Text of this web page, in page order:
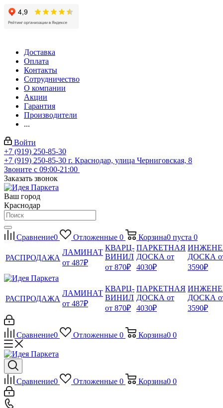
Доставка
Оплата
Контакты
Сотрудничество
О компании
Акции
Гарантия
Производители
...
Войти
+7 (919) 250-85-30
+7 (919) 250-85-30 г. Краснодар, улица Черниговская, 8
Звоните с 09:00-21:00
Заказать звонок
Ваш город
Краснодар
Сравнение0 Отложенные 0 Корзина0 пуста 0
РАСПРОДАЖА
ЛАМИНАТ
от 487₽
КВАРЦ-
ВИНИЛ
от 870₽
ПАРКЕТНАЯ
ДОСКА от
4030₽
ДОСКА
3590₽
РАСПРОДАЖА
ЛАМИНАТ
от 487₽
КВАРЦ-
ВИНИЛ
от 870₽
ПАРКЕТНАЯ
ДОСКА от
4030₽
ДОСКА
3590₽
Сравнение0 Отложенные 0 Корзина0 0
Сравнение0 Отложенные 0 Корзина0 0